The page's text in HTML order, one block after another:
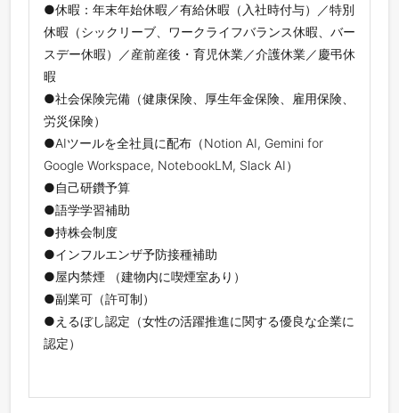
●休暇：年末年始休暇／有給休暇（入社時付与）／特別
休暇（シックリーブ、ワークライフバランス休暇、バー
スデー休暇）／産前産後・育児休業／介護休業／慶弔休
暇
●社会保険完備（健康保険、厚生年金保険、雇用保険、
労災保険）
●AIツールを全社員に配布（Notion AI, Gemini for
Google Workspace, NotebookLM, Slack AI）
●自己研鑽予算
●語学学習補助
●持株会制度
●インフルエンザ予防接種補助
●屋内禁煙 （建物内に喫煙室あり）
●副業可（許可制）
●えるぼし認定（女性の活躍推進に関する優良な企業に
認定）